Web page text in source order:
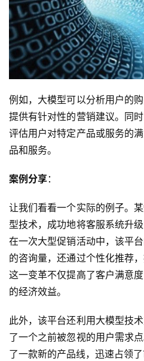
例如，大模型可以分析用户的
提供有针对性的营销建议。同
评估用户对特定产品或服务的
品和服务。
案例分享：
让我们看看一个实际的例子。
型技术，成功地将客服系统升
在一次大型促销活动中，该平
的咨询量，还通过个性化推荐
这一变革不仅提高了客户满意
的经济效益。
此外，该平台还利用大模型技
了一个之前被忽视的用户需求
了一款新的产品线，迅速占领